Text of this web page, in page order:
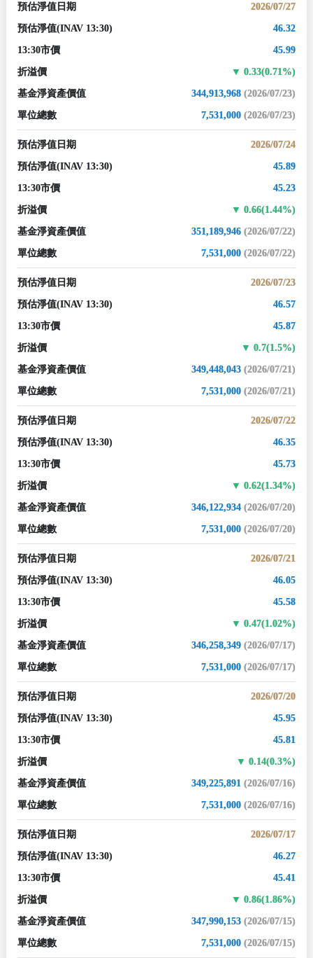
預估淨值日期 2026/07/27
預估淨值(INAV 13:30) 46.32
13:30市價 45.99
折溢價 0.33(0.71%)
基金淨資產價值 344,913,968 (2026/07/23)
單位總數 7,531,000 (2026/07/23)
預估淨值日期 2026/07/24
預估淨值(INAV 13:30) 45.89
13:30市價 45.23
折溢價 0.66(1.44%)
基金淨資產價值 351,189,946 (2026/07/22)
單位總數 7,531,000 (2026/07/22)
預估淨值日期 2026/07/23
預估淨值(INAV 13:30) 46.57
13:30市價 45.87
折溢價 0.7(1.5%)
基金淨資產價值 349,448,043 (2026/07/21)
單位總數 7,531,000 (2026/07/21)
預估淨值日期 2026/07/22
預估淨值(INAV 13:30) 46.35
13:30市價 45.73
折溢價 0.62(1.34%)
基金淨資產價值 346,122,934 (2026/07/20)
單位總數 7,531,000 (2026/07/20)
預估淨值日期 2026/07/21
預估淨值(INAV 13:30) 46.05
13:30市價 45.58
折溢價 0.47(1.02%)
基金淨資產價值 346,258,349 (2026/07/17)
單位總數 7,531,000 (2026/07/17)
預估淨值日期 2026/07/20
預估淨值(INAV 13:30) 45.95
13:30市價 45.81
折溢價 0.14(0.3%)
基金淨資產價值 349,225,891 (2026/07/16)
單位總數 7,531,000 (2026/07/16)
預估淨值日期 2026/07/17
預估淨值(INAV 13:30) 46.27
13:30市價 45.41
折溢價 0.86(1.86%)
基金淨資產價值 347,990,153 (2026/07/15)
單位總數 7,531,000 (2026/07/15)